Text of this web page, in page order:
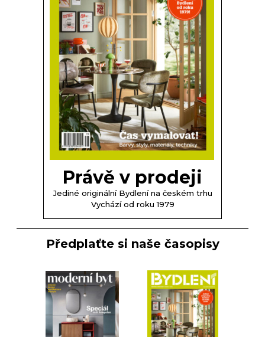
Právě v prodeji
Jediné originální Bydlení na českém trhu
Vychází od roku 1979
Předplaťte si naše časopisy